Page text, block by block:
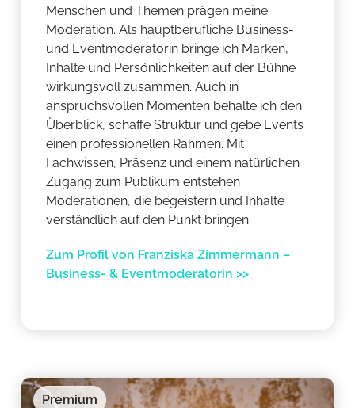
Menschen und Themen prägen meine
Moderation. Als hauptberufliche Business-
und Eventmoderatorin bringe ich Marken,
Inhalte und Persönlichkeiten auf der Bühne
wirkungsvoll zusammen. Auch in
anspruchsvollen Momenten behalte ich den
Überblick, schaffe Struktur und gebe Events
einen professionellen Rahmen. Mit
Fachwissen, Präsenz und einem natürlichen
Zugang zum Publikum entstehen
Moderationen, die begeistern und Inhalte
verständlich auf den Punkt bringen.
Zum Profil von Franziska Zimmermann –
Business- & Eventmoderatorin >>
Premium